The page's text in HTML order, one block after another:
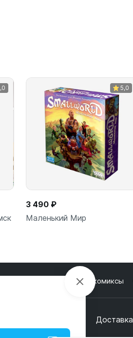
5,0
В корзину
3 490 ₽
Маленький Мир
Настольные игры и комиксы
Доставка